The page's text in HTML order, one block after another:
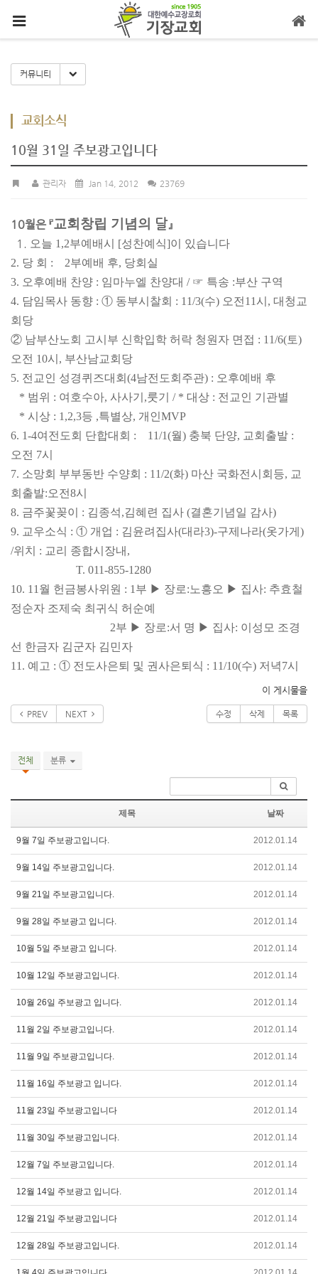
커뮤니티 Toggle Dropdown
교회소식
10월 31일 주보광고입니다
관리자 Jan 14, 2012 23769
10월은 『교회창립 기념의 달』
1. 오늘 1,2부예 배시 [성찬예식]이 있습니다
2. 당 회 : 2부예배 후, 당회실
3. 오후예배 찬양 : 임마누엘 찬양대 / ☞ 특송 :부산 구역
4. 담임목사 동향 : ① 동부시찰회 : 11/3(수) 오전 11시, 대청교
회당
② 남부산노회 고시부 신학입학 허락 청원자 면접 : 11/6(토)
오전 10시, 부산남교회당
5. 전교인 성경퀴즈대회(4남전도회 주관) : 오후예배 후
* 범위 : 여호수아, 사사기,룻기 / * 대상 : 전교인 기관별
* 시상 : 1,2,3등 ,특별상, 개인 MVP
6. 1-4여전도회 단합대회 : 11/1(월) 충북 단양, 교회출발 :
오전 7시
7. 소망회 부부동반 수양회 : 11/2(화) 마산 국화전시회 등, 교
회출발:오전8시
8. 금주꽃꽂이 : 김종석,김혜련 집사 (결혼기념일 감사)
9. 교우소식 : ① 개업 : 김윤려집사(대라3)-구제나라(옷가게)
/위치 : 교리 종합시장내,
T. 011-855-1280
10. 11월 헌금봉사위원 : 1부 ▶ 장로: 노흥오 ▶ 집사: 추효철
정순자 조제숙 최귀식 허순예
2부 ▶ 장로:서 명 ▶ 집사: 이성모 조경
선 한금자 김군자 김민자
11. 예고 : ① 전도사은퇴 및 권사은퇴식 : 11/10(수) 저녁7시
이 게시물을
PREV NEXT 수정 삭제 목록
전체 분류
제목 날짜
9월 7일 주보광고입니다. 2012.01.14
9월 14일 주보광고입니다. 2012.01.14
9월 21일 주보광고입니다. 2012.01.14
9월 28일 주보광고 입니다. 2012.01.14
10월 5일 주보광고 입니다. 2012.01.14
10월 12일 주보광고입니다. 2012.01.14
10월 26일 주보광고 입니다. 2012.01.14
11월 2일 주보광고입니다. 2012.01.14
11월 9일 주보광고입니다. 2012.01.14
11월 16일 주보광고 입니다. 2012.01.14
11월 23일 주보광고입니다 2012.01.14
11월 30일 주보광고입니다. 2012.01.14
12월 7일 주보광고입니다. 2012.01.14
12월 14일 주보광고 입니다. 2012.01.14
12월 21일 주보광고입니다 2012.01.14
12월 28일 주보광고입니다. 2012.01.14